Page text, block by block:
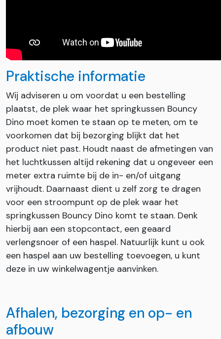
Praktische informatie
Wij adviseren u om voordat u een bestelling
plaatst, de plek waar het springkussen Bouncy
Dino moet komen te staan op te meten, om te
voorkomen dat bij bezorging blijkt dat het
product niet past. Houdt naast de afmetingen van
het luchtkussen altijd rekening dat u ongeveer een
meter extra ruimte bij de in- en/of uitgang
vrijhoudt. Daarnaast dient u zelf zorg te dragen
voor een stroompunt op de plek waar het
springkussen Bouncy Dino komt te staan. Denk
hierbij aan een stopcontact, een geaard
verlengsnoer of een haspel. Natuurlijk kunt u ook
een haspel aan uw bestelling toevoegen, u kunt
deze in uw winkelwagentje aanvinken.
Afhalen, bezorging en op- en
afbouw